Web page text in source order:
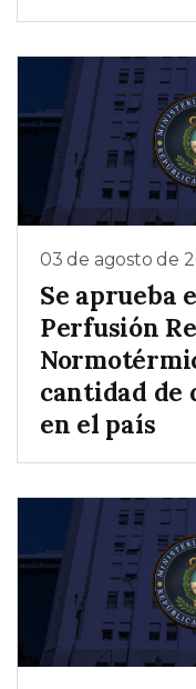
03 de agosto de
Se aprueba
Perfusión
cantidad de
en el país